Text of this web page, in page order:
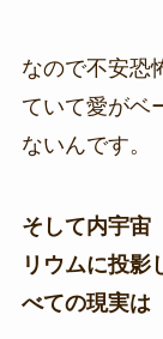
なので不安恐
ていて愛がベ
ないんです。
そして内宇宙
リウムに投影
べての現実は